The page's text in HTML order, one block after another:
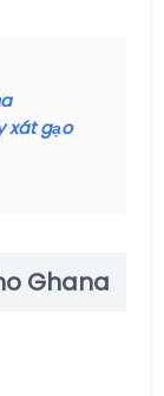
xát gạo
Ghana